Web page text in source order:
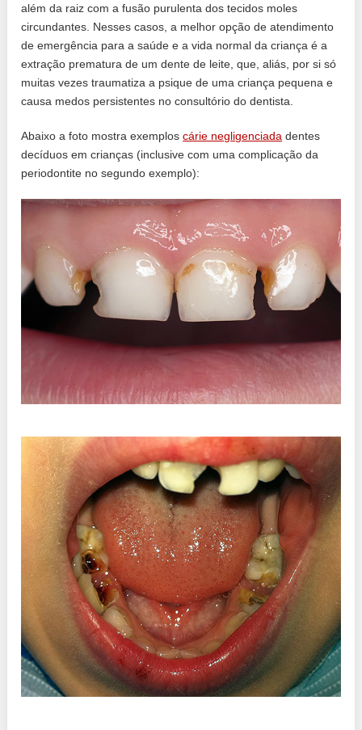
além da raiz com a fusão purulenta dos tecidos moles
circundantes. Nesses casos, a melhor opção de atendimento
de emergência para a saúde e a vida normal da criança é a
extração prematura de um dente de leite, que, aliás, por si só
muitas vezes traumatiza a psique de uma criança pequena e
causa medos persistentes no consultório do dentista.
Abaixo a foto mostra exemploscárie negligenciada dentes
decíduos em crianças (inclusive com uma complicação da
periodontite no segundo exemplo):